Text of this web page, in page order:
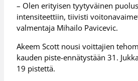
– Olen erityisen tyytyväinen
intensiteettiin, tiivisti
valmentaja Mihailo Pavicevic.
Akeem Scott nousi voittajien
kauden piste-ennätystään 31.
19 pistettä.